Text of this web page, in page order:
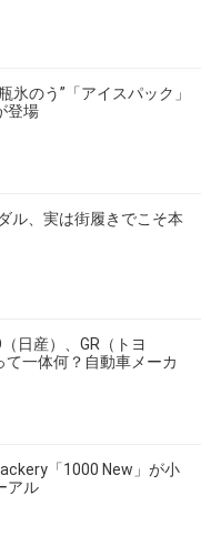
氷のう”「アイスパック」
登場
ル、実は街履きでこそ本
日産）、GR（トヨ
て一体何？自動車メーカ
「1000 New」が小
アル